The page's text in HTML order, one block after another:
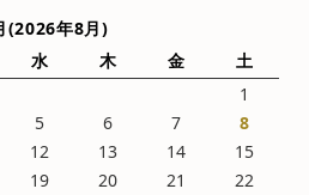
(2026年8月)
水 木 金
土
1
5 6 7
8
12 13 14
15
19 20 21
22